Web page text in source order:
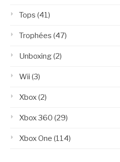
Tops (41)
Trophées (47)
Unboxing(2)
Wii (3)
Xbox(2)
Xbox 360 (29)
Xbox One (114)